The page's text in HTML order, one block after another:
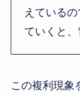
えている
ていくと、
この複利現象